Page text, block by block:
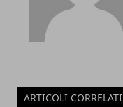
ARTICOLI CORRELATI